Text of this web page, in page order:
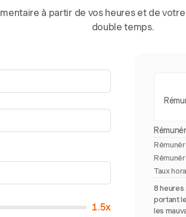
à partir de vos heures et de
double temps.
1.5x
Taux
8 heures
portant
les